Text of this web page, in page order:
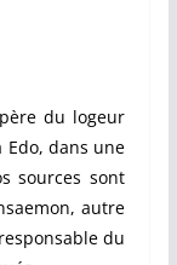
du logeur
Edo, dans une
sources sont
autre
du